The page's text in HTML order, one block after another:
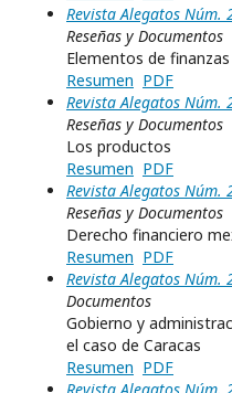
Revista Alegatos Núm.
Reseñas y Documentos
Elementos de
Resumen PDF
Revista Alegatos Núm.
Reseñas y Documentos
Los productos
Resumen PDF
Revista Alegatos Núm.
Reseñas y Documentos
Derecho financiero
Resumen PDF
Revista Alegatos Núm.
Documentos
Gobierno y
el caso de Caracas
Resumen PDF